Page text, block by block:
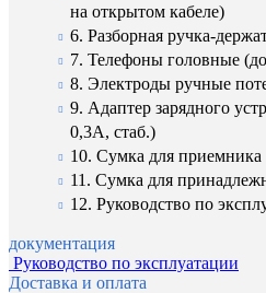
на открытом кабеле)
6. Разборная ручка-
7. Телефоны головные
8. Электроды ручные
9. Адаптер зарядного
0,3А, стаб.)
10. Сумка для приемника
11. Сумка для
12. Руководство по
документация
Руководство по эксплуатации
Доставка и оплата